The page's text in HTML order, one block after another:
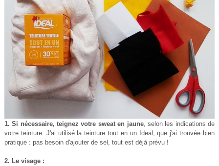
1. Si nécessaire, teignez votre sweat en jaune, selon les indications de
votre teinture. J'ai utilisé la teinture tout en un Ideal, que j'ai trouvée bien
pratique : pas besoin d'ajouter de sel, tout est déjà prévu !
2. Le visage :